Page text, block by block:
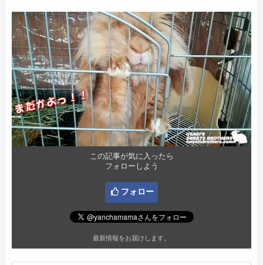
この記事が気に入ったら
フォローしよう
フォロー
最新情報をお届けします。